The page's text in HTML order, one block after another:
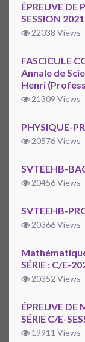
ÉPREUVE DE
SESSION 2021
22038 Views
FASCICULE
Annale de
Henri
21309 Views
PHYSIQUE-
20576 Views
SVTEEHB-
20456 Views
SVTEEHB-
20366 Views
SÉRIE : C/E-
20352 Views
ÉPREUVE DE
SÉRIE C/E-
19911 Views